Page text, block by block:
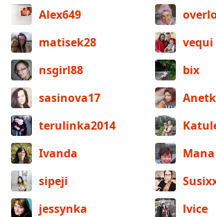
Alex649
matisek28
vequi
nsgirl88
bix
sasinova17
terulinka2014
Ivanda
Mana
sipeji
jessynka
lvice